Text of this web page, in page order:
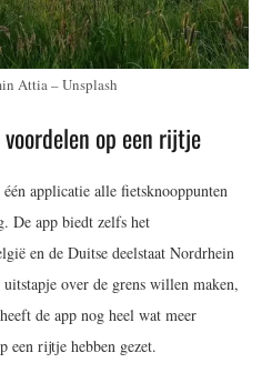
Attia – Unsplash
op een rijtje
applicatie alle fietsknooppunten
De app biedt zelfs het
en de Duitse deelstaat Nordrhein
over de grens willen maken,
de app nog heel wat meer
een rijtje hebben gezet.